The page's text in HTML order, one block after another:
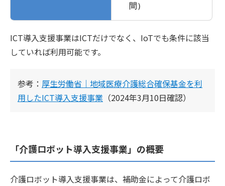
間）
ICT導入支援事業はICTだけでなく、IoTでも条件に該当
していれば利用可能です。
参考： 厚生労働省｜地域医療介護総合確保基金を利
用したICT導入支援事業 （2024年3月10日確認）
「介護ロボット導入支援事業」の概要
介護ロボット導入支援事業は、補助金によって介護ロボ